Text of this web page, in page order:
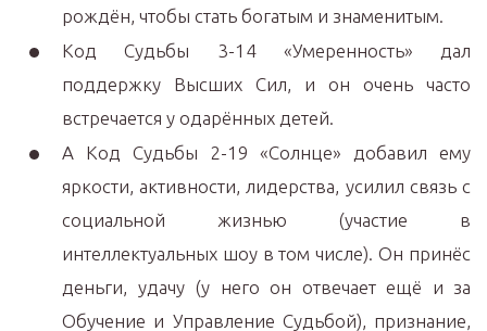
рождён, чтобы стать богатым и знаменитым.
Код Судьбы 3-14 «Умеренность» дал
поддержку Высших Сил, и он очень часто
встречается у одарённых детей.
А Код Судьбы 2-19 «Солнце» добавил ему
яркости, активности, лидерства, усилил связь с
социальной жизнью (участие в
интеллектуальных шоу в том числе). Он принёс
деньги, удачу (у него он отвечает ещё и за
Обучение и Управление Судьбой), признание,